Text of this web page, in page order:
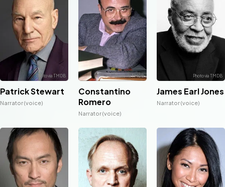
Patrick Stewart
Narrator (voice)
Constantino
Romero
Narrator (voice)
James Earl Jones
Narrator (voice)